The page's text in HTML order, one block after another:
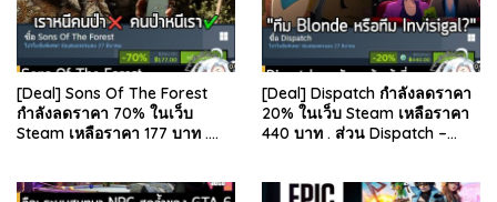
[Deal] Sons Of The Forest
กำลังลดราคา 70% ในเว็บ
Steam เหลือราคา 177 บาท .
[Deal] Dispatch กำลังลดราคา
20% ในเว็บ Steam เหลือราคา
440 บาท . ส่วน Dispatch –